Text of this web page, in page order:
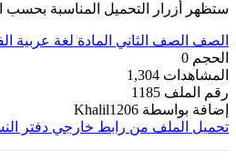
ستظهر أزرار التحميل المناسبة بحسب
الصف الصف الثاني المادة لغة عربية
الحجم 0
المشاهدات 1,304
رقم الملف 1185
إضافة بواسطة Khalil1206
تحميل الملف من رابط خارجي دفتر